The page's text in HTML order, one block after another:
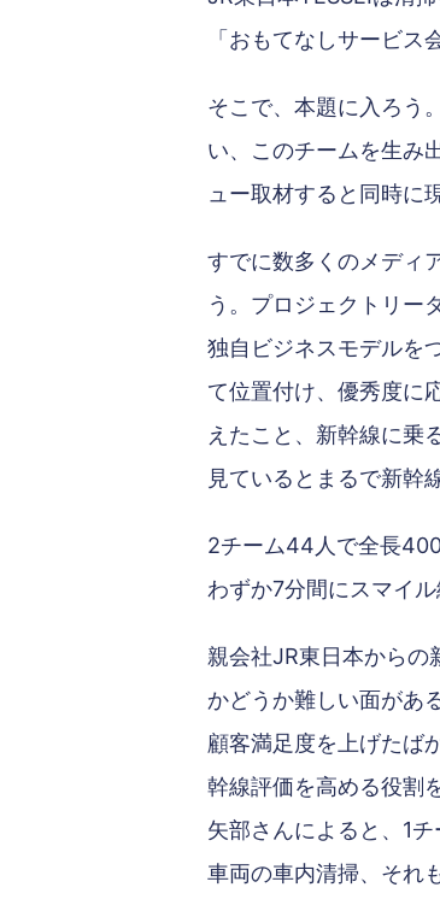
「おもてなしサービス
そこで、本題に入ろう
い、このチームを生み
ュー取材すると同時に
すでに数多くのメディ
う。プロジェクトリー
独自ビジネスモデルを
て位置付け、優秀度に
えたこと、新幹線に乗
見ているとまるで新幹
2チーム44人で全長
わずか7分間にスマイ
親会社JR東日本からの
かどうか難しい面があ
顧客満足度を上げたば
幹線評価を高める役割
矢部さんによると、1
車両の車内清掃、それ